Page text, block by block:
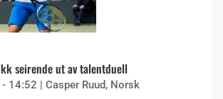
seirende ut av talentduell
14:52 | Casper Ruud, Norsk